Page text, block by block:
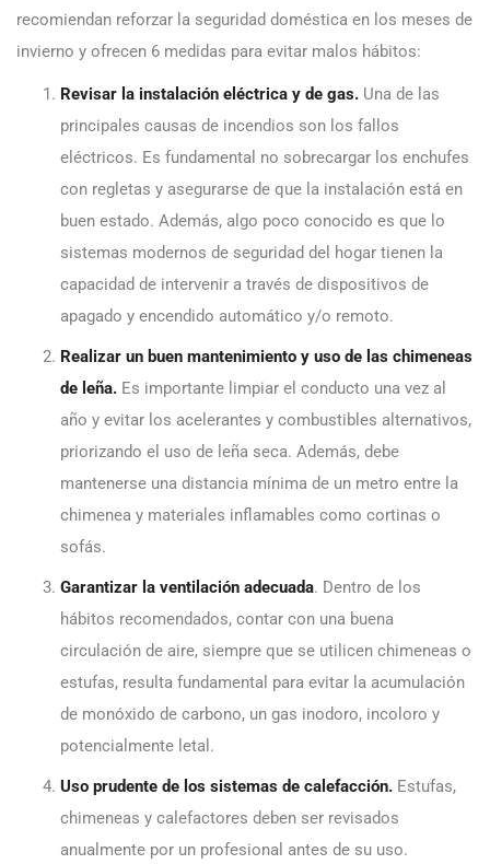
recomiendan reforzar la seguridad doméstica en los meses de
invierno y ofrecen 6 medidas para evitar malos hábitos:
Revisar la instalación eléctrica y de gas. Una de las
principales causas de incendios son los fallos
eléctricos. Es fundamental no sobrecargar los enchufes
con regletas y asegurarse de que la instalación está en
buen estado. Además, algo poco conocido es que lo
sistemas modernos de seguridad del hogar tienen la
capacidad de intervenir a través de dispositivos de
apagado y encendido automático y/o remoto.
Realizar un buen mantenimiento y uso de las chimeneas
de leña. Es importante limpiar el conducto una vez al
año y evitar los acelerantes y combustibles alternativos,
priorizando el uso de leña seca. Además, debe
mantenerse una distancia mínima de un metro entre la
chimenea y materiales inflamables como cortinas o
sofás.
Garantizar la ventilación adecuada. Dentro de los
hábitos recomendados, contar con una buena
circulación de aire, siempre que se utilicen chimeneas o
estufas, resulta fundamental para evitar la acumulación
de monóxido de carbono, un gas inodoro, incoloro y
potencialmente letal.
Uso prudente de los sistemas de calefacción. Estufas,
chimeneas y calefactores deben ser revisados
anualmente por un profesional antes de su uso.